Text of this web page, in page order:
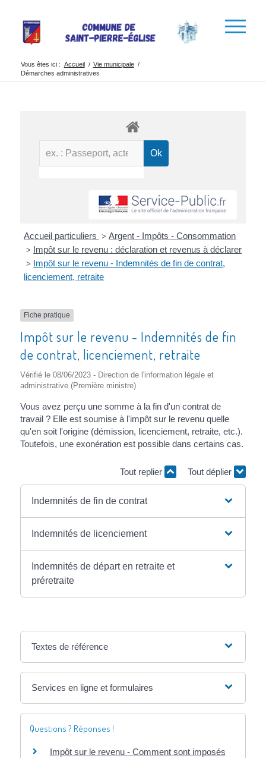
Vous êtes ici : Accueil / Vie municipale /
Démarches administratives
Accueil particuliers > Argent - Impôts - Consommation
> Impôt sur le revenu : déclaration et revenus à déclarer
> Impôt sur le revenu - Indemnités de fin de contrat,
licenciement, retraite
Fiche pratique
Impôt sur le revenu - Indemnités de fin
de contrat, licenciement, retraite
Vérifié le 08/06/2023 - Direction de l'information légale et
administrative (Première ministre)
Vous avez perçu une somme à la fin d'un contrat de
travail ? Elle est soumise à l'impôt sur le revenu quelle
qu'en soit l'origine (démission, licenciement, retraite, etc.).
Toutefois, une exonération est possible dans certains cas.
Tout replier Tout déplier
Indemnités de fin de contrat
Indemnités de licenciement
Indemnités de départ en retraite et
préretraite
Textes de référence
Services en ligne et formulaires
Questions ? Réponses !
Impôt sur le revenu - Comment sont imposés